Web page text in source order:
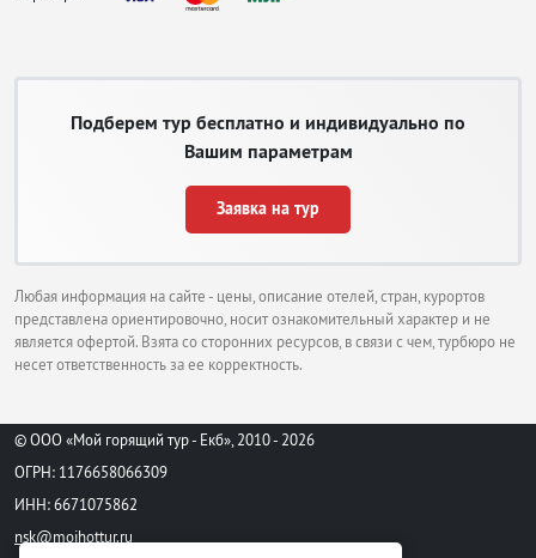
Подберем тур бесплатно и индивидуально по
Вашим параметрам
Заявка на тур
Любая информация на сайте - цены, описание отелей, стран, курортов
представлена ориентировочно, носит ознакомительный характер и не
является офертой. Взята со сторонних ресурсов, в связи с чем, турбюро не
несет ответственность за ее корректность.
© ООО «Мой горящий тур - Екб», 2010 - 2026
ОГРН: 1176658066309
ИНН: 6671075862
nsk@moihottur.ru